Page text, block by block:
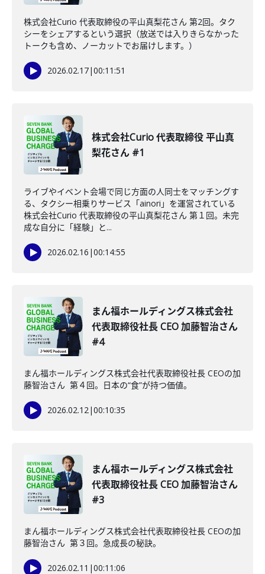
株式会社Curio 代表取締役の平山真梨花さん 第2回。タク
シーをシェアするという選択（放送では入りきらなかった
トークも含め、ノーカットでお届けします。）
2026.02.17|00:11:51
株式会社Curio 代表取締役 平山真
梨花さん #1
ライブやイベント会場で同じ方面の人同士をマッチングす
る、タクシー相乗りサービス「ainori」を運営されている
株式会社Curio 代表取締役の平山真梨花さん 第１回。未完
成な自分に「経験」と...
2026.02.16 |00:14:55
まん福ホールディングス株式会社
代表取締役社長 CEO 加藤智治さん
#4
まん福ホールディングス株式会社代表取締役社長 CEOの加
藤智治さん 第４回。日本の“食”が持つ価値。
2026.02.12|00:10:35
まん福ホールディングス株式会社
代表取締役社長 CEO 加藤智治さん
#3
まん福ホールディングス株式会社代表取締役社長 CEOの加
藤智治さん 第３回。急成長の秘訣。
2026.02.11 |00:11:06